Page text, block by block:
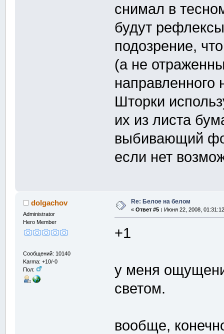
снимал в
будут
подозрение,
(а не
Шторки
их из листа
выбивающий
если нет
dolgachov
Administrator
Hero Member
Сообщений: 10140
Karma: +10/-0
Пол:
Re: Белое на белом
« Ответ #5 : Июня 22, 2008,
+1
у меня
светом.
вообще,